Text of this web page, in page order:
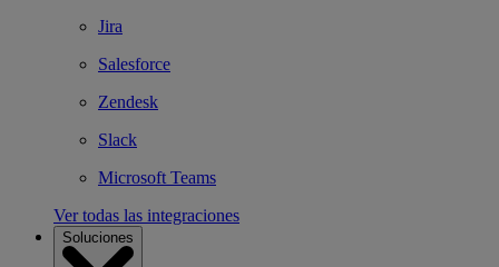
Jira
Salesforce
Zendesk
Slack
Microsoft Teams
Ver todas las integraciones
Soluciones